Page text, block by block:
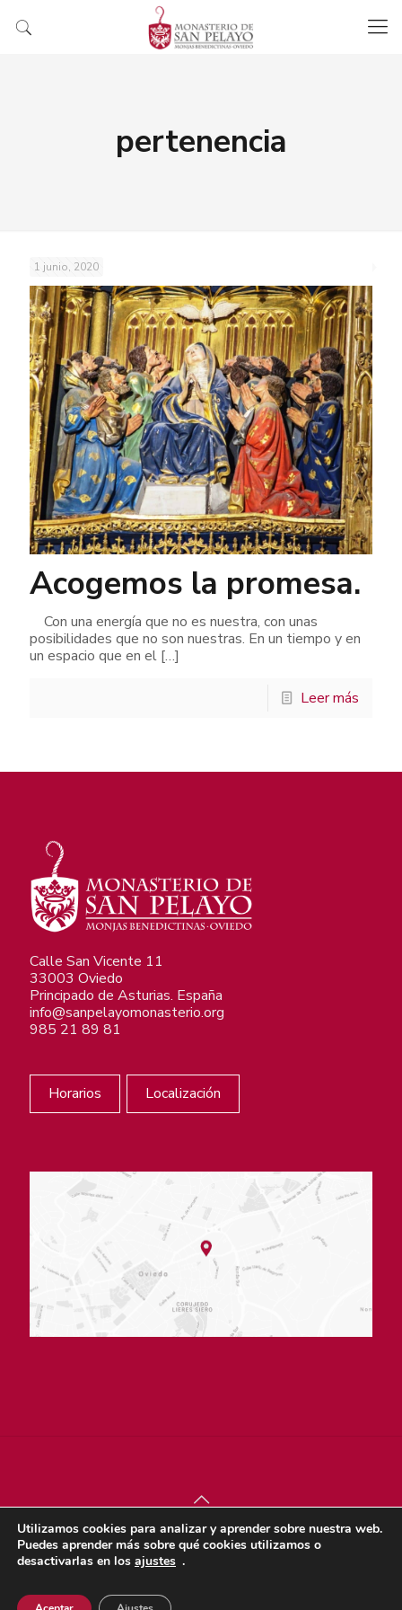
pertenencia
1 junio, 2020
Acogemos la promesa.
Con una energía que no es nuestra, con unas
posibilidades que no son nuestras. En un tiempo y en
un espacio que en el […]
Leer más
Calle San Vicente 11
33003 Oviedo
Principado de Asturias. España
info@sanpelayomonasterio.org
985 21 89 81
Horarios Localización
© sjdigital 2022 |Política de privacidad|Aviso legal
Política de cookies
Utilizamos cookies para analizar y aprender sobre nuestra web.
Puedes aprender más sobre qué cookies utilizamos o
desactivarlas en los ajustes .